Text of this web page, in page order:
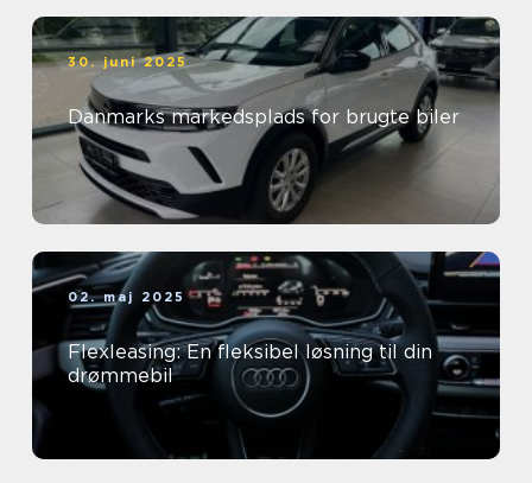
30. juni 2025
Danmarks markedsplads for brugte biler
02. maj 2025
Flexleasing: En fleksibel løsning til din
drømmebil